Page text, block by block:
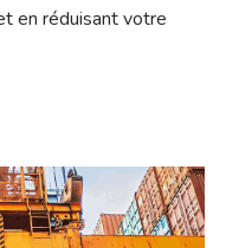
en réduisant votre